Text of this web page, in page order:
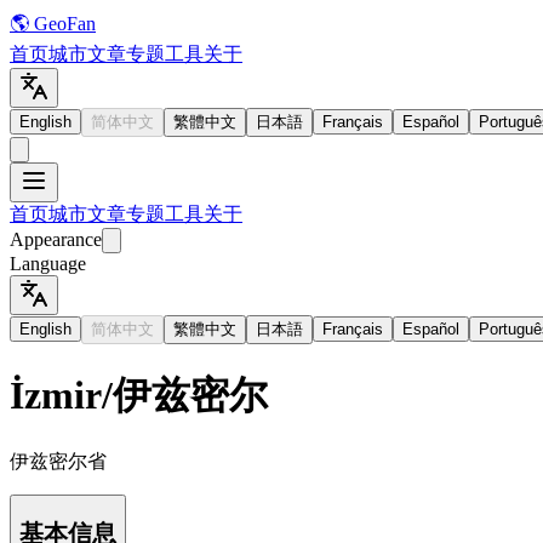
🌎 GeoFan
首页城市文章专题工具关于
English 简体中文 繁體中文 日本語 Français Español
首页城市文章专题工具关于
Appearance
Language
English 简体中文 繁體中文 日本語 Français Español
İzmir/伊兹密尔
伊兹密尔省
基本信息